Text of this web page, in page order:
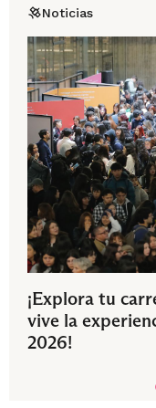
Noticias
¡Explora tu
vive la
2026!